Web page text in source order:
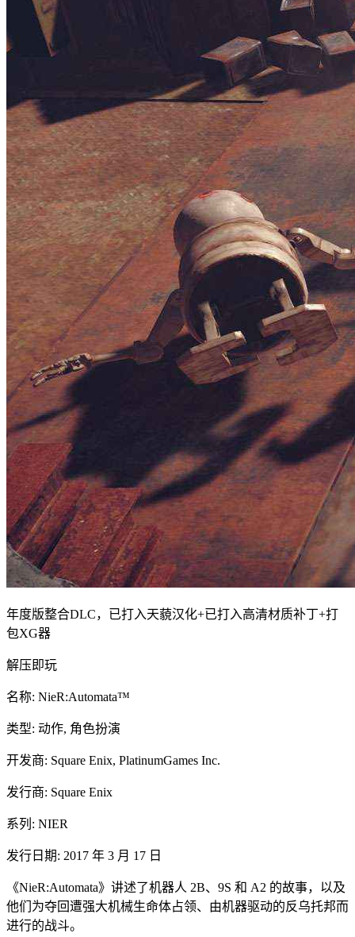
年度版整合DLC，已打入天藐汉化+已打入高清材质补丁+打
包XG器
解压即玩
名称: NieR:Automata™
类型: 动作, 角色扮演
开发商: Square Enix, PlatinumGames Inc.
发行商: Square Enix
系列: NIER
发行日期: 2017 年 3 月 17 日
《NieR:Automata》讲述了机器人 2B、9S 和 A2 的故事，以及
他们为夺回遭强大机械生命体占领、由机器驱动的反乌托邦而
进行的战斗。